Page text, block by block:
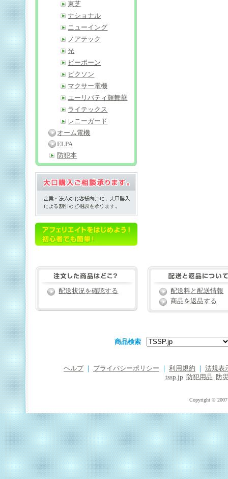
東芝
ナショナル
ニューイング
ノアテック
光
ビーボーン
ピクソン
マクサー電機
ユーリバティ輝舞華
ライテックス
レニーガード
オーム電機
ELPA
防犯本
配送状況を確認する
配送料と配送情報
商品を返品する
商品検索
ヘルプ プライバシーポリシー 利用規約
法規表
tssp.jp
防犯用品 防
Copyright © 2007